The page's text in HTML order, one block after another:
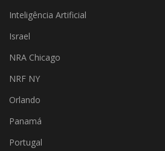
Inteligência Artificial
Israel
NRA Chicago
NRF NY
Orlando
Panamá
Portugal